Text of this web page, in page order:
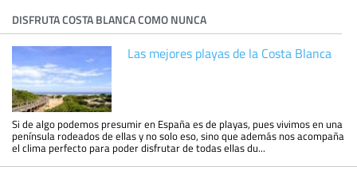
DISFRUTA COSTA BLANCA COMO NUNCA
Las mejores playas de la Costa Blanca
Si de algo podemos presumir en España es de playas, pues vivimos en una
península rodeados de ellas y no solo eso, sino que además nos acompaña
el clima perfecto para poder disfrutar de todas ellas du...